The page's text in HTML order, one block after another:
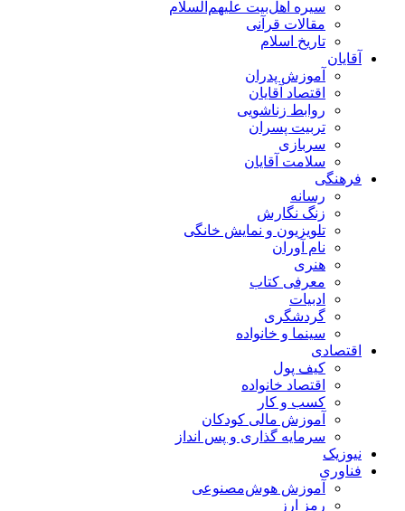
سیره اهل‌بیت علیهم‌السلام
مقالات قرآنی
تاریخ اسلام
آقایان
آموزش پدران
اقتصاد آقایان
روابط زناشویی
تربیت پسران
سربازی
سلامت آقایان
فرهنگی
رسانه
زنگ نگارش
تلویزیون و نمایش خانگی
نام آوران
هنری
معرفی کتاب
ادبیات
گردشگری
سینما و خانواده
اقتصادی
کیف پول
اقتصاد خانواده
کسب و کار
آموزش مالی کودکان
سرمایه گذاری و پس انداز
نیوزیک
فناوری
آموزش هوش‌مصنوعی
رمز ارز